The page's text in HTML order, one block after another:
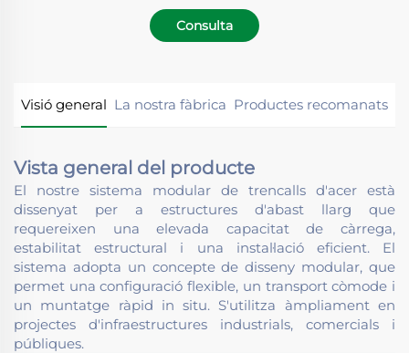
Consulta
Visió general La nostra fàbrica Productes recomanats
Vista general del producte
El nostre sistema modular de trencalls d'acer està
dissenyat per a estructures d'abast llarg que
requereixen una elevada capacitat de càrrega,
estabilitat estructural i una instal·lació eficient. El
sistema adopta un concepte de disseny modular, que
permet una configuració flexible, un transport còmode i
un muntatge ràpid in situ. S'utilitza àmpliament en
projectes d'infraestructures industrials, comercials i
públiques.